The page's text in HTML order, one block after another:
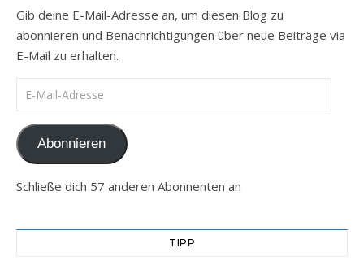
Gib deine E-Mail-Adresse an, um diesen Blog zu
abonnieren und Benachrichtigungen über neue Beiträge via
E-Mail zu erhalten.
E-Mail-Adresse
Abonnieren
Schließe dich 57 anderen Abonnenten an
TIPP